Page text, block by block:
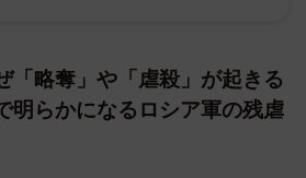
「略奪」や「虐殺」が起きる
らかになるロシア軍の残虐